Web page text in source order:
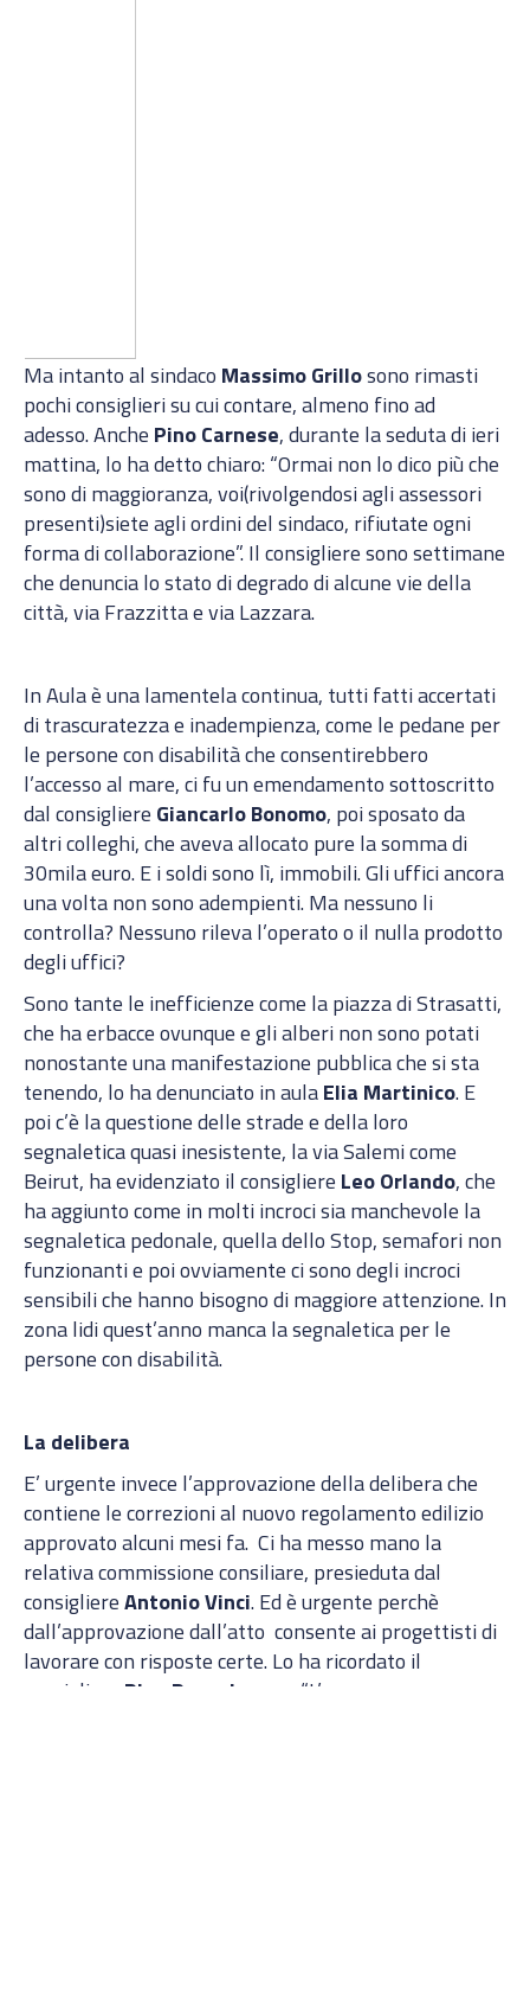
Ma intanto al sindaco Massimo Grillosono rimasti
pochi consiglieri su cui contare, almeno fino ad
adesso. Anche Pino Carnese, durante la seduta di ieri
mattina, lo ha detto chiaro: “Ormai non lo dico più che
sono di maggioranza, voi(rivolgendosi agli assessori
presenti)siete agli ordini del sindaco, rifiutate ogni
forma di collaborazione”. Il consigliere sono settimane
che denuncia lo stato di degrado di alcune vie della
città, via Frazzitta e via Lazzara.
In Aula è una lamentela continua, tutti fatti accertati
di trascuratezza e inadempienza, come le pedane per
le persone con disabilità che consentirebbero
l’accesso al mare, ci fu un emendamento sottoscritto
dal consigliere Giancarlo Bonomo, poi sposato da
altri colleghi, che aveva allocato pure la somma di
30mila euro. E i soldi sono lì, immobili. Gli uffici ancora
una volta non sono adempienti. Ma nessuno li
controlla? Nessuno rileva l’operato o il nulla prodotto
degli uffici?
Sono tante le inefficienze come la piazza di Strasatti,
che ha erbacce ovunque e gli alberi non sono potati
nonostante una manifestazione pubblica che si sta
tenendo, lo ha denunciato in aulaElia Martinico. E
poi c’è la questione delle strade e della loro
segnaletica quasi inesistente, la via Salemi come
Beirut, ha evidenziato il consigliere Leo Orlando, che
ha aggiunto come in molti incroci sia manchevole la
segnaletica pedonale, quella dello Stop, semafori non
funzionanti e poi ovviamente ci sono degli incroci
sensibili che hanno bisogno di maggiore attenzione. In
zona lidi quest’anno manca la segnaletica per le
persone con disabilità.
La delibera
E’ urgente invece l’approvazione della delibera che
contiene le correzioni al nuovo regolamento edilizio
approvato alcuni mesi fa. Ci ha messo mano la
relativa commissione consiliare, presieduta dal
consigliereAntonio Vinci. Ed è urgente perchè
dall’approvazione dall’atto consente ai progettisti di
lavorare con risposte certe. Lo ha ricordato il
consigliere Rino Passalacqua
: “L’assessore nemmeno